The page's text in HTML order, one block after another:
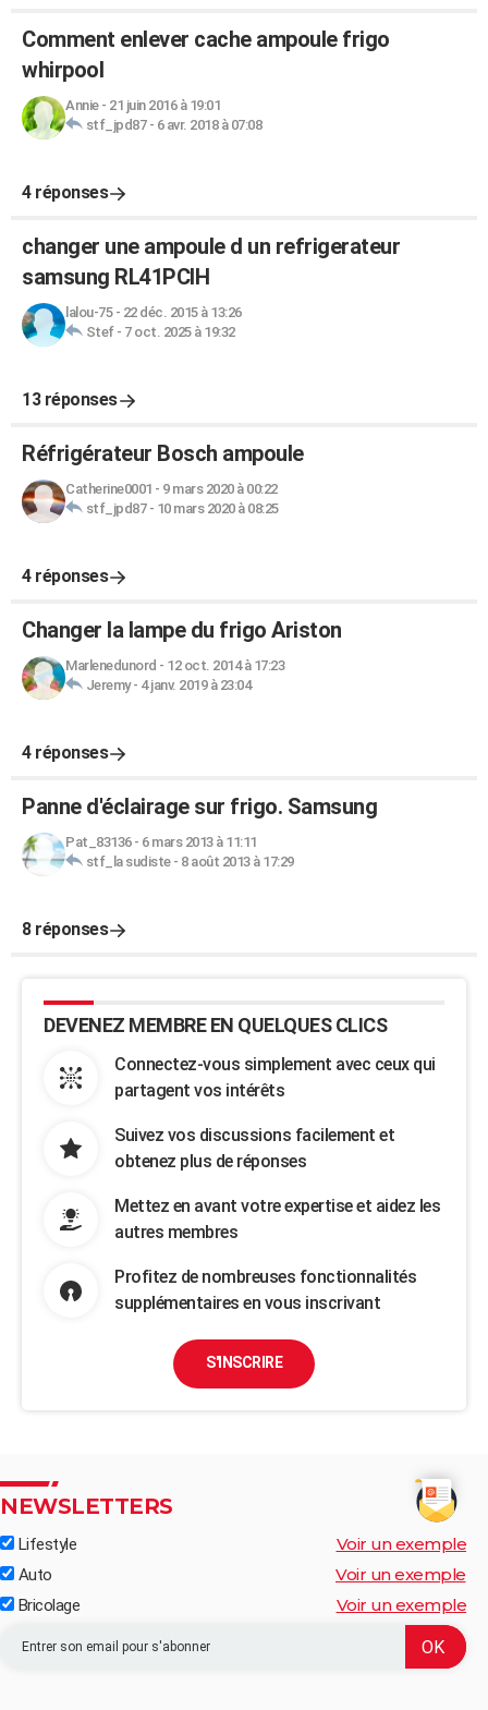
Comment enlever cache ampoule frigo
whirpool
Annie- 21 juin 2016 à 19:01
stf_jpd87- 6 avr. 2018 à 07:08
4 réponses
changer une ampoule d un refrigerateur
samsung RL41PCIH
lalou-75- 22 déc. 2015 à 13:26
Stef- 7 oct. 2025 à 19:32
13 réponses
Réfrigérateur Bosch ampoule
Catherine0001 - 9 mars 2020 à 00:22
stf_jpd87- 10 mars 2020 à 08:25
4 réponses
Changer la lampe du frigo Ariston
Marlenedunord - 12 oct. 2014 à 17:23
Jeremy- 4 janv. 2019 à 23:04
4 réponses
Panne d'éclairage sur frigo. Samsung
Pat_83136- 6 mars 2013 à 11:11
stf_la sudiste- 8 août 2013 à 17:29
8 réponses
DEVENEZ MEMBRE EN QUELQUES CLICS
Connectez-vous simplement avec ceux qui
partagent vos intérêts
Suivez vos discussions facilement et
obtenez plus de réponses
Mettez en avant votre expertise et aidez les
autres membres
Profitez de nombreuses fonctionnalités
supplémentaires en vous inscrivant
S'INSCRIRE
NEWSLETTERS
Lifestyle Voir un exemple
Auto Voir un exemple
Bricolage Voir un exemple